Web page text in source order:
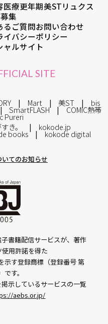
医療更年期美STリュクス
集
るご質問お問い合わせ
イバシーポリシー
ャルサイト
SITE
Mart 美ST bis
SmartFLASH COMIC熱帯
Pureri
き。 kokode.jp
books kokode digital
てのお知らせ
書籍配信サービスが、著作
用許諾を得た
示す登録商標（登録番号 第
す。
示しているサービスの一覧
aebs.or.jp/